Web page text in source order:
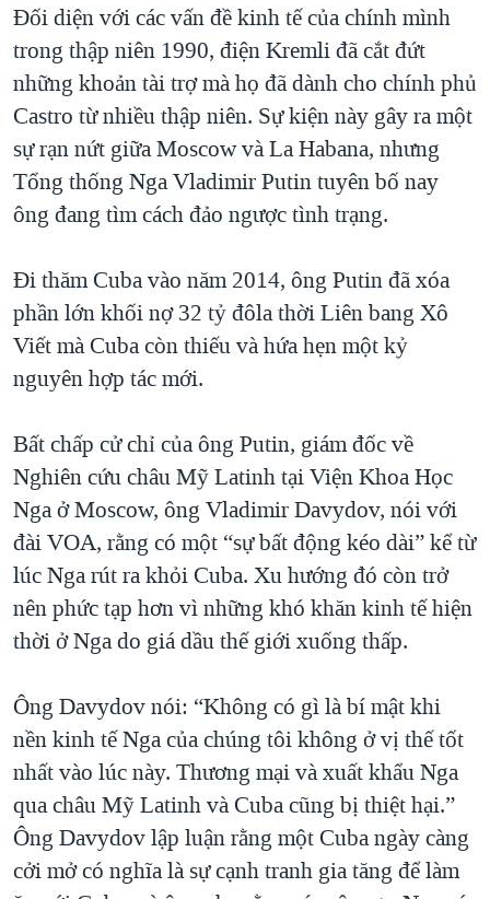
Đối diện với các vấn đề kinh tế của chính mình
trong thập niên 1990, điện Kremli đã cắt đứt
những khoản tài trợ mà họ đã dành cho chính phủ
Castro từ nhiều thập niên. Sự kiện này gây ra một
sự rạn nứt giữa Moscow và La Habana, nhưng
Tổng thống Nga Vladimir Putin tuyên bố nay
ông đang tìm cách đảo ngược tình trạng.
Đi thăm Cuba vào năm 2014, ông Putin đã xóa
phần lớn khối nợ 32 tỷ đôla thời Liên bang Xô
Viết mà Cuba còn thiếu và hứa hẹn một kỷ
nguyên hợp tác mới.
Bất chấp cử chỉ của ông Putin, giám đốc về
Nghiên cứu châu Mỹ Latinh tại Viện Khoa Học
Nga ở Moscow, ông Vladimir Davydov, nói với
đài VOA, rằng có một “sự bất động kéo dài” kể từ
lúc Nga rút ra khỏi Cuba. Xu hướng đó còn trở
nên phức tạp hơn vì những khó khăn kinh tế hiện
thời ở Nga do giá dầu thế giới xuống thấp.
Ông Davydov nói: “Không có gì là bí mật khi
nền kinh tế Nga của chúng tôi không ở vị thế tốt
nhất vào lúc này. Thương mại và xuất khẩu Nga
qua châu Mỹ Latinh và Cuba cũng bị thiệt hại.”
Ông Davydov lập luận rằng một Cuba ngày càng
cởi mở có nghĩa là sự cạnh tranh gia tăng để làm